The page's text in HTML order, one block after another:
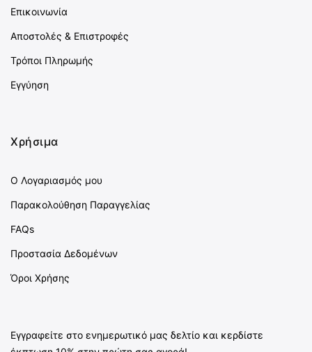
Επικοινωνία
Αποστολές & Επιστροφές
Τρόποι Πληρωμής
Εγγύηση
Χρήσιμα
Ο Λογαριασμός μου
Παρακολούθηση Παραγγελίας
FAQs
Προστασία Δεδομένων
Όροι Χρήσης
Εγγραφείτε στο ενημερωτικό μας δελτίο και κερδίστε